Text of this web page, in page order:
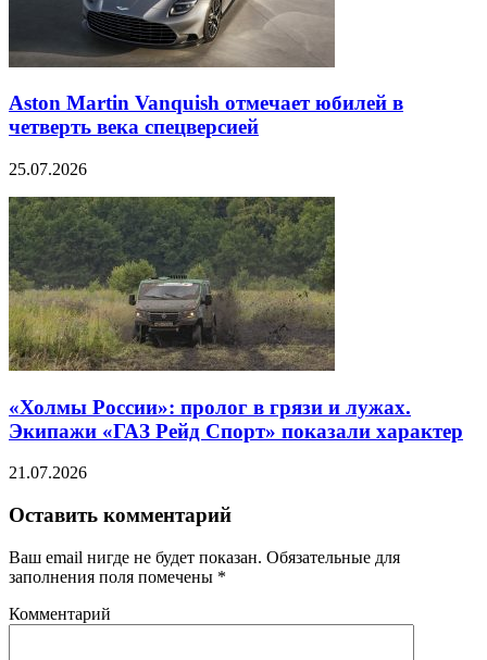
Aston Martin Vanquish отмечает юбилей в
четверть века спецверсией
25.07.2026
«Холмы России»: пролог в грязи и лужах.
Экипажи «ГАЗ Рейд Спорт» показали характер
21.07.2026
Оставить комментарий
Ваш email нигде не будет показан. Обязательные для
заполнения поля помечены *
Комментарий